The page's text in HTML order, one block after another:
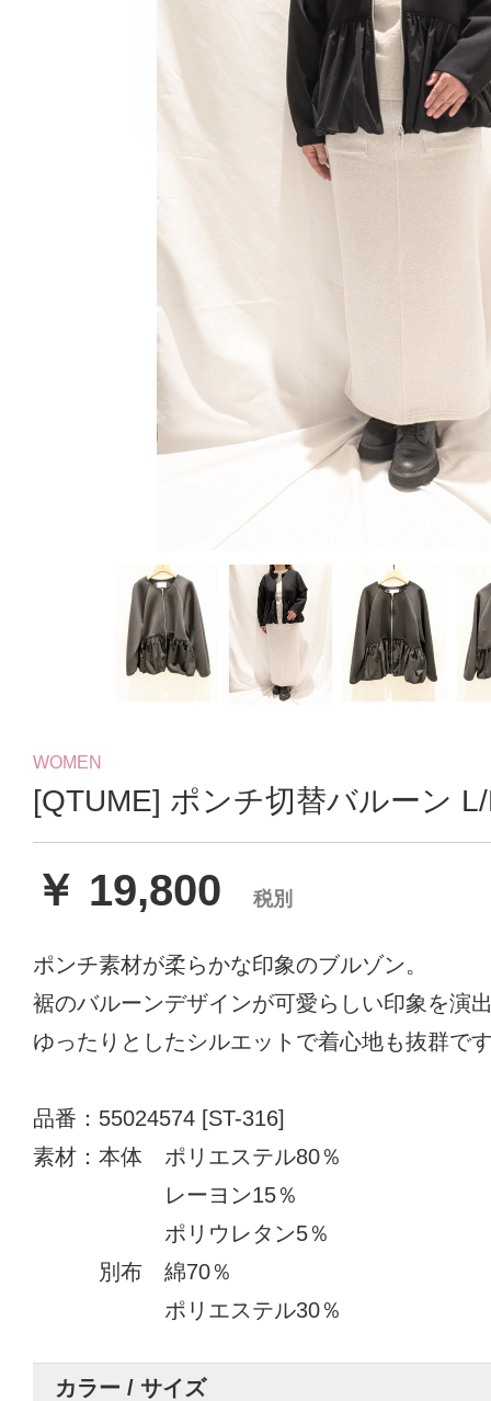
WOMEN
[QTUME] ポンチ切替バルーン
￥ 19,800 税別
ポンチ素材が柔らかな印象のブルゾン。
裾のバルーンデザインが可愛らしい印象を演
ゆったりとしたシルエットで着心地も抜群で
品番：55024574 [ST-316]
素材：本体 ポリエステル80％
レーヨン15％
ポリウレタン5％
別布 綿70％
ポリエステル30％
カラー / サイズ